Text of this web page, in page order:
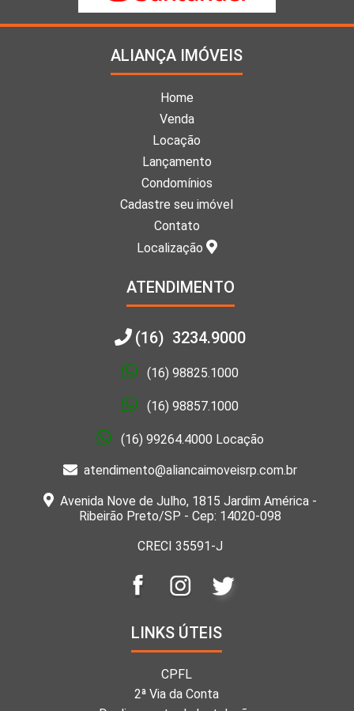
ALIANÇA IMÓVEIS
Home
Venda
Locação
Lançamento
Condomínios
Cadastre seu imóvel
Contato
Localização
ATENDIMENTO
(16) 3234.9000
(16) 98825.1000
(16) 98857.1000
(16) 99264.4000 Locação
atendimento@aliancaimoveisrp.com.br
Avenida Nove de Julho, 1815 Jardim América -
Ribeirão Preto/SP - Cep: 14020-098
CRECI 35591-J
LINKS ÚTEIS
CPFL
2ª Via da Conta